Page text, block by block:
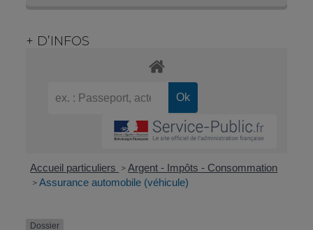
+ D’INFOS
Accueil particuliers > Argent - Impôts - Consommation
> Assurance automobile (véhicule)
Dossier